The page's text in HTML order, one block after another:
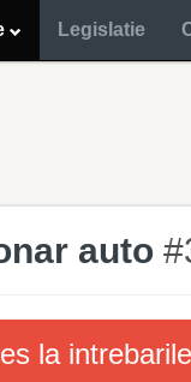
Legislatie
auto
la